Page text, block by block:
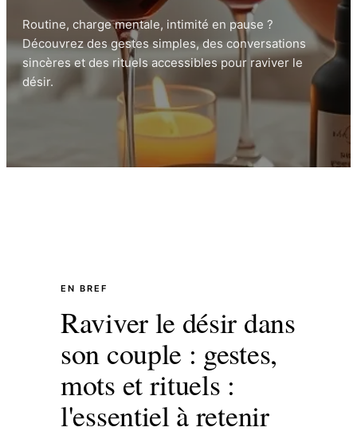
Routine, charge mentale, intimité en pause ?
Découvrez des gestes simples, des conversations
sincères et des rituels accessibles pour raviver le
désir.
EN BREF
Raviver le désir dans
son couple : gestes,
mots et rituels :
l'essentiel à retenir